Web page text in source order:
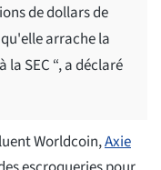
de dollars de
arrache la
SEC “, a déclaré
Worldcoin,Axie